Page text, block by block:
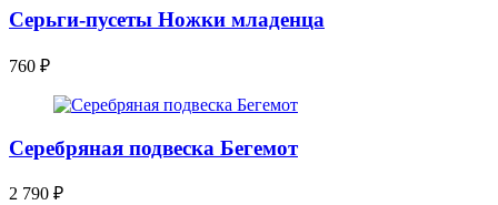
Серьги-пусеты Ножки младенца
760 ₽
Серебряная подвеска Бегемот
2 790 ₽